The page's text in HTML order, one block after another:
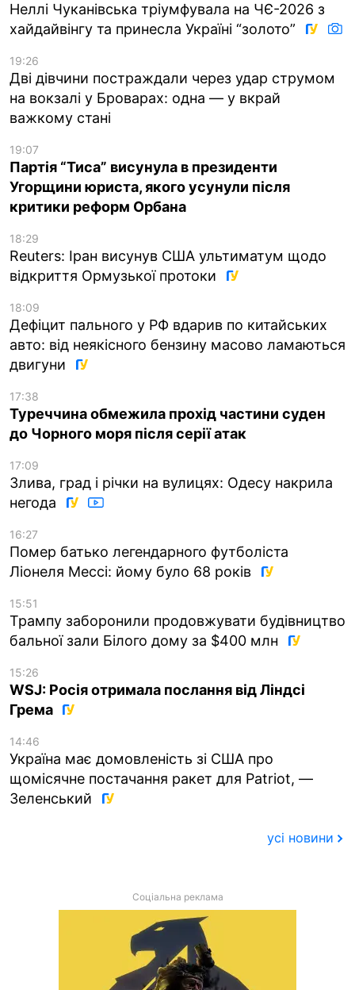
Неллі Чуканівська тріумфувала на ЧЄ-2026 з
хайдайвінгу та принесла Україні “золото”
19:26
Дві дівчини постраждали через удар струмом
на вокзалі у Броварах: одна — у вкрай
важкому стані
19:07
Партія “Тиса” висунула в президенти
Угорщини юриста, якого усунули після
критики реформ Орбана
18:29
Reuters: Іран висунув США ультиматум щодо
відкриття Ормузької протоки
18:09
Дефіцит пального у РФ вдарив по китайських
авто: від неякісного бензину масово ламаються
двигуни
17:38
Туреччина обмежила прохід частини суден
до Чорного моря після серії атак
17:09
Злива, град і річки на вулицях: Одесу накрила
негода
16:27
Помер батько легендарного футболіста
Ліонеля Мессі: йому було 68 років
15:51
Трампу заборонили продовжувати будівництво
бальної зали Білого дому за $400 млн
15:26
WSJ: Росія отримала послання від Ліндсі
Грема
14:46
Україна має домовленість зі США про
щомісячне постачання ракет для Patriot, —
Зеленський
усі новини
Соціальна реклама